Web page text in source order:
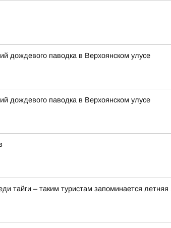
дождевого паводка в Верхоянском улусе
дождевого паводка в Верхоянском улусе
тайги – таким туристам запоминается летняя